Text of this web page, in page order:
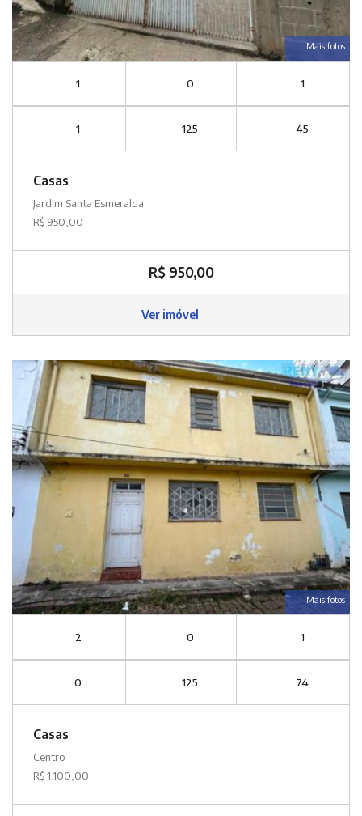
Mais fotos
1 0 1
1 125 45
Casas
Jardim Santa Esmeralda
R$ 950,00
R$ 950,00
Ver imóvel
Mais fotos
2 0 1
0 125 74
Casas
Centro
R$ 1.100,00